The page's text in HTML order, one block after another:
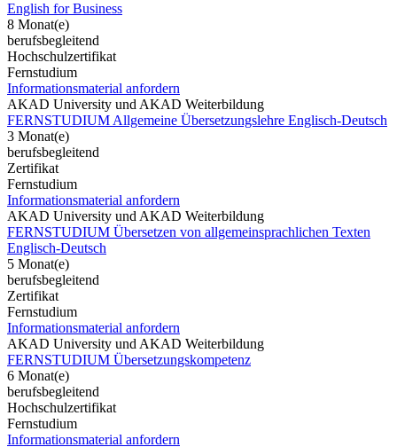
English for Business
8 Monat(e)
berufsbegleitend
Hochschulzertifikat
Fernstudium
Informationsmaterial anfordern
AKAD University und AKAD Weiterbildung
FERNSTUDIUM Allgemeine Übersetzungslehre Englisch-Deutsch
3 Monat(e)
berufsbegleitend
Zertifikat
Fernstudium
Informationsmaterial anfordern
AKAD University und AKAD Weiterbildung
FERNSTUDIUM Übersetzen von allgemeinsprachlichen Texten
Englisch-Deutsch
5 Monat(e)
berufsbegleitend
Zertifikat
Fernstudium
Informationsmaterial anfordern
AKAD University und AKAD Weiterbildung
FERNSTUDIUM Übersetzungskompetenz
6 Monat(e)
berufsbegleitend
Hochschulzertifikat
Fernstudium
Informationsmaterial anfordern